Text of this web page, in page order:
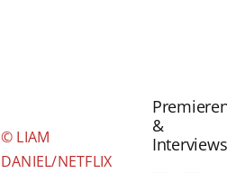
© LIAM
DANIEL/NETFLIX
&
Interviews